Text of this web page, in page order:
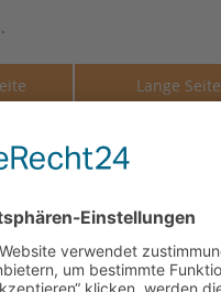
Lange Seite
114 mm